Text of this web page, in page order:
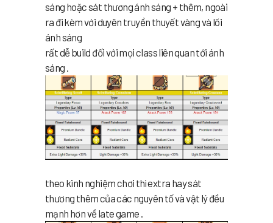
sáng hoặc sát thương ánh sáng + thêm, ngoài
ra đi kèm với duyên truyền thuyết vàng và lõi
ánh sáng
rất dễ build đối với mọi class liên quan tới ánh
sáng .
theo kinh nghiệm chơi thì extra hay sát
thương thêm của các nguyên tố và vật lý đều
mạnh hơn về late game .